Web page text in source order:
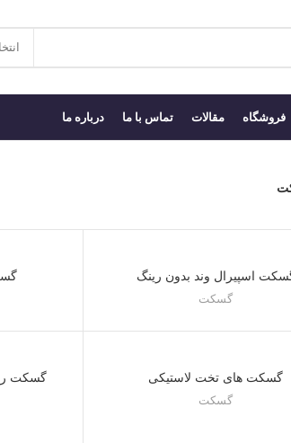
فروشگاه مقالات تماس با ما درباره ما
اسپیرال وند بدون رینگ
گسکت
گسکت های تخت لاستیکی
گسکت